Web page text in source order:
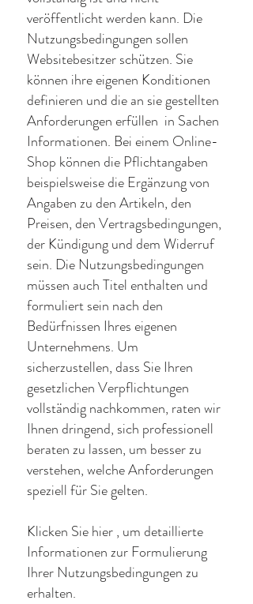
veröffentlicht werden kann. Die
Nutzungsbedingungen sollen
Websitebesitzer schützen. Sie
können ihre eigenen Konditionen
definieren und die an sie gestellten
Anforderungen erfüllen in Sachen
Informationen. Bei einem Online-
Shop können die Pflichtangaben
beispielsweise die Ergänzung von
Angaben zu den Artikeln, den
Preisen, den Vertragsbedingungen,
der Kündigung und dem Widerruf
sein. Die Nutzungsbedingungen
müssen auch Titel enthalten und
formuliert sein nach den
Bedürfnissen Ihres eigenen
Unternehmens. Um
sicherzustellen, dass Sie Ihren
gesetzlichen Verpflichtungen
vollständig nachkommen, raten wir
Ihnen dringend, sich professionell
beraten zu lassen, um besser zu
verstehen, welche Anforderungen
speziell für Sie gelten.
Klicken Sie hier, um detaillierte
Informationen zur Formulierung
Ihrer Nutzungsbedingungen zu
erhalten.